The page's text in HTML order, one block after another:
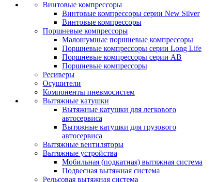
Винтовые компрессоры
Винтовые компрессоры серии New Silver
Винтовые компрессоры
Поршневые компрессоры
Малошумные поршневые компрессоры
Поршневые компрессоры серии Long Life
Поршневые компрессоры серии AB
Поршневые компрессоры
Ресиверы
Осушители
Компоненты пневмосистем
Вытяжные катушки
Вытяжные катушки для легкового
автосервиса
Вытяжные катушки для грузового
автосервиса
Вытяжные вентиляторы
Вытяжные устройства
Мобильная (подкатная) вытяжная система
Подвесная вытяжная система
Рельсовая вытяжная система